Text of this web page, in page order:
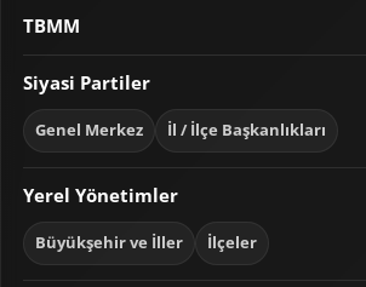
TBMM
Siyasi Partiler
Genel Merkez İl / İlçe Başkanlıkları
Yerel Yönetimler
Büyükşehir ve İller İlçeler